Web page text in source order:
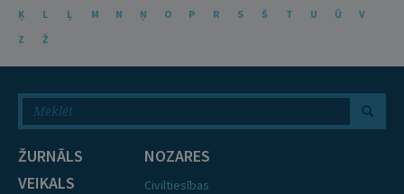
Ķ
L Ļ M N Ņ O P R S Š T U Ū
V
Z
Ž
ŽURNĀLS
VEIKALS
NOZARES
Civiltiesības